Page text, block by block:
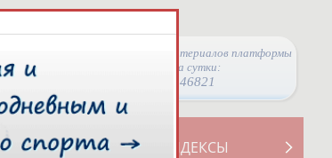
Просмотры материалов платформы
за сутки:
46821
СВОДНЫЕ ИНДЕКСЫ